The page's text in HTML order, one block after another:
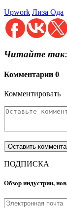
Upwork Лиза Ода
Читайте
Комментарии 0
Комментировать
ПОДПИСКА
Обзор индустрии,